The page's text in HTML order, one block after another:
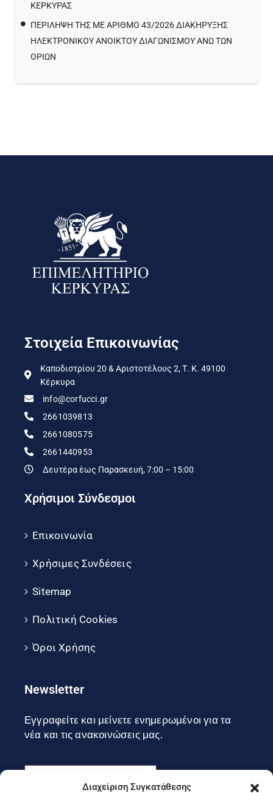
Διαχείριση Συγκατάθεσης
ΚΈΡΚΥΡΑΣ
ΠΕΡΙΛΗΨΗ ΤΗΣ ΜΕ ΑΡΙΘΜΟ 43/2026 ΔΙΑΚΗΡΥΞΗΣ
ΗΛΕΚΤΡΟΝΙΚΟΥ ΑΝΟΙΚΤΟΥ ΔΙΑΓΩΝΙΣΜΟΥ ΑΝΩ ΤΩΝ
ΟΡΙΩΝ
Στοιχεία Επικοινωνίας
Καποδιστρίου 20 & Αριστοτέλους 2, Τ. Κ. 49100
Κέρκυρα
info@corfucci.gr
2661039813
2661080575
2661440953
Δευτέρα έως Παρασκευή, 7:00 – 15:00
Χρήσιμοι Σύνδεσμοι
Επικοινωνία
Χρήσιμες Συνδέσεις
Sitemap
Πολιτική Cookies
Όροι Χρήσης
Newsletter
Εγγραφείτε και μείνετε ενημερωμένοι για τα
νέα και τις ανακοινώσεις μας.